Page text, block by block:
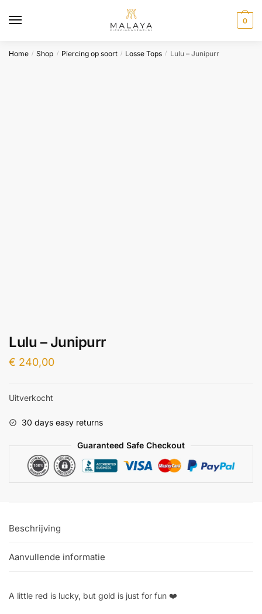
0
Home / Shop / Piercing op soort / Losse Tops / Lulu – Junipurr
Lulu – Junipurr
€ 240,00
Uitverkocht
30 days easy returns
Guaranteed Safe Checkout
Beschrijving
Aanvullende informatie
A little red is lucky, but gold is just for fun ❤️